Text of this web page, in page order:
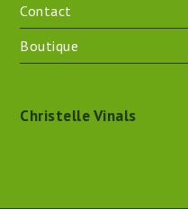
Contact
Boutique
Christelle Vinals